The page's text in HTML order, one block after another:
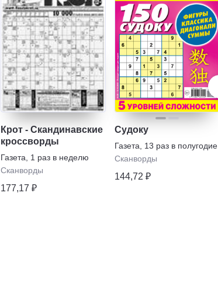
Крот - Скандинавские
кроссворды
Газета
1 раз в неделю
Сканворды
177,17 ₽
Судоку
Газета
13 раз в полугодие
Сканворды
144,72 ₽